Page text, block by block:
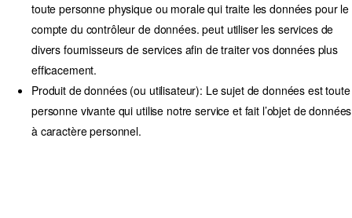
toute personne physique ou morale qui traite les données pour le
compte du contrôleur de données. peut utiliser les services de
divers fournisseurs de services afin de traiter vos données plus
efficacement.
Produit de données (ou utilisateur): Le sujet de données est toute
personne vivante qui utilise notre service et fait l’objet de données
à caractère personnel.